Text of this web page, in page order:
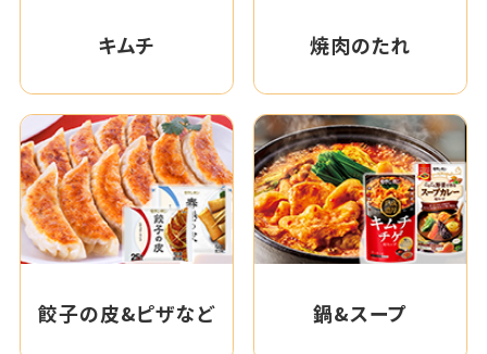
キムチ 焼肉のたれ
餃子の皮&ピザなど 鍋&スープ